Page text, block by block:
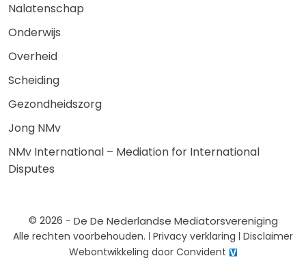
Nalatenschap
Onderwijs
Overheid
Scheiding
Gezondheidszorg
Jong NMv
NMv International – Mediation for International
Disputes
© 2026 - De De Nederlandse Mediatorsvereniging
Alle rechten voorbehouden. Privacy verklaring Disclaimer
Webontwikkeling door Convident